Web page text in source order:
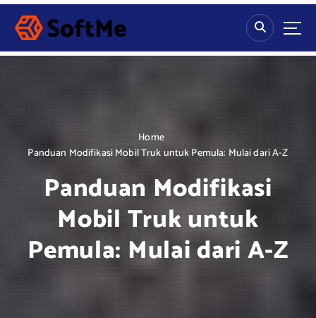
S
p
Home
Panduan Modifikasi Mobil Truk untuk Pemula: Mulai dari A-Z
Panduan Modifikasi
Mobil Truk untuk
Pemula: Mulai dari A-Z